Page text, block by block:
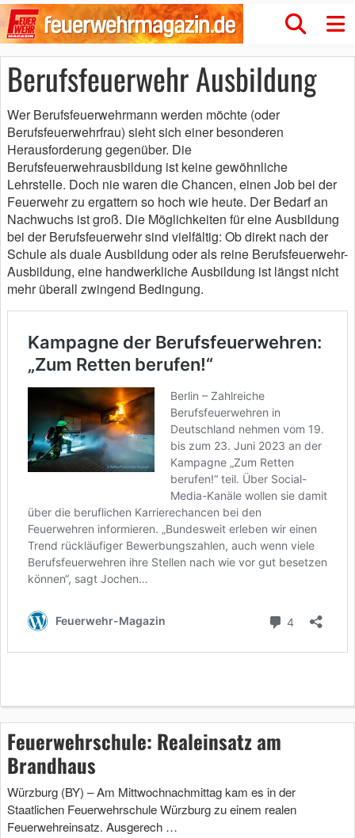
Berufsfeuerwehr Ausbildung
Wer Berufsfeuerwehrmann werden möchte (oder
Berufsfeuerwehrfrau) sieht sich einer besonderen
Herausforderung gegenüber. Die
Berufsfeuerwehrausbildung ist keine gewöhnliche
Lehrstelle. Doch nie waren die Chancen, einen Job bei der
Feuerwehr zu ergattern so hoch wie heute. Der Bedarf an
Nachwuchs ist groß. Die Möglichkeiten für eine Ausbildung
bei der Berufsfeuerwehr sind vielfältig: Ob direkt nach der
Schule als duale Ausbildung oder als reine Berufsfeuerwehr-
Ausbildung, eine handwerkliche Ausbildung ist längst nicht
mehr überall zwingend Bedingung.
Feuerwehrschule: Realeinsatz am
Brandhaus
Würzburg (BY) – Am Mittwochnachmittag kam es in der
Staatlichen Feuerwehrschule Würzburg zu einem realen
Feuerwehreinsatz. Ausgerech …